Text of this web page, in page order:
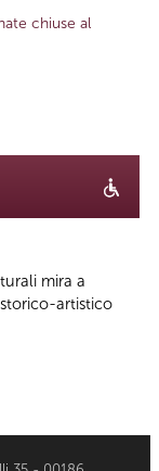
chiuse al
mira a
artistico